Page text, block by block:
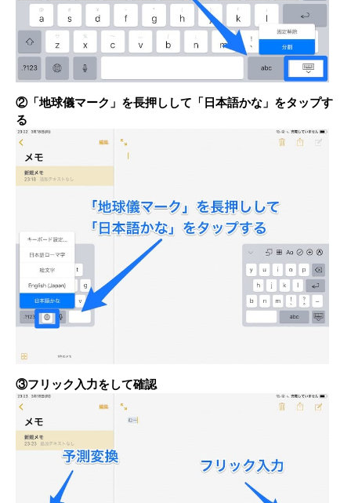
②「地球儀マーク」を長押しして「日本語かな」をタップす
る
③フリック入力をして確認